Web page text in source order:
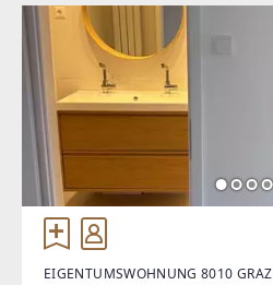
EIGENTUMSWOHNUNG 8010 GRAZ